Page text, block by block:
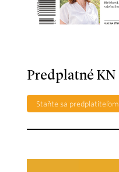
Predplatné KN
Staňte sa predplatiteľom